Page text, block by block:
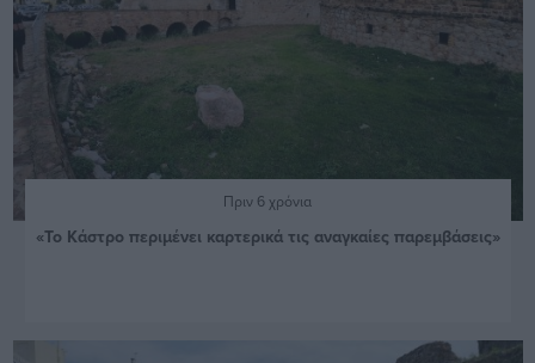
Πριν 6 χρόνια
«Το Κάστρο περιμένει καρτερικά τις αναγκαίες παρεμβάσεις»